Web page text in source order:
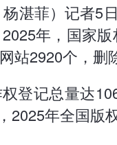
湛菲）记者5
年，国家
站2920个，删
登记总量达
2025年全国版